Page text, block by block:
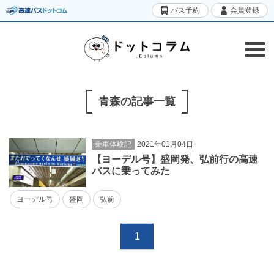
バス予約 会員登録
青森の記事一覧
乗車体験記 2021年01月04日
【ヨーデル号】盛岡発、弘前行の高速
バスに乗ってみた
ヨーデル号 盛岡 弘前
1